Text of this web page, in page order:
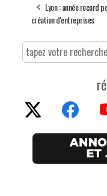
Lyon : année record
création d'entreprises